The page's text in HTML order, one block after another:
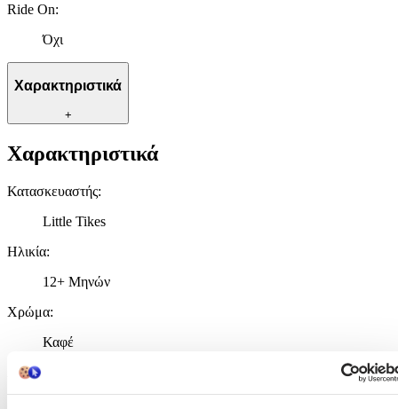
Ride On:
Όχι
Χαρακτηριστικά
+
Χαρακτηριστικά
Κατασκευαστής:
Little Tikes
Ηλικία:
12+ Μηνών
Χρώμα:
Καφέ
Αυτοκινητάκια